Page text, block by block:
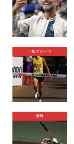
一般スポーツ
野球